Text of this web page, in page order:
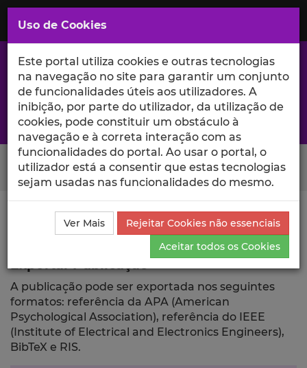
Saltar
para
Conteúdo
Principal
A excelência da investigação e ciência no Iscte
Search Button
Ciência_Iscte Publicações
Descrição Detalhada da
Publicação
Exportar
A publicação pode ser exportada nos seguintes
formatos: referência da APA (American
Psychological Association), referência do IEEE
(Institute of Electrical and Electronics Engineers),
BibTeX e RIS.
Uso de Cookies
Este portal utiliza cookies e outras tecnologias
na navegação no site para garantir um conjunto
de funcionalidades úteis aos utilizadores. A
inibição, por parte do utilizador, da utilização de
cookies, pode constituir um obstáculo à
navegação e à correta interação com as
funcionalidades do portal. Ao usar o portal, o
utilizador está a consentir que estas tecnologias
sejam usadas nas funcionalidades do mesmo.
Ver Mais
Rejeitar Cookies não essenciais
Aceitar todos os Cookies